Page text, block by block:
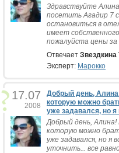
Здравствуйте
посетить Агадир 7
остановиться в
имеет
пожалуйста цены за
Отвечает Звездкина
Эксперт: Марокко
17.07
2008
Добрый день,
которую можно
уже задавался, но я
Добрый день,
которую можно
уже задавался, но я
уточнить... все